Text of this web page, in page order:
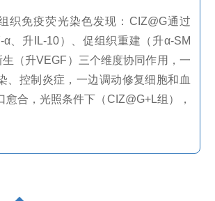
织免疫荧光染色发现： CIZ@G通过
α、升 IL-10）、促组织重建（升α-SM
生（升VEGF ）三个维度协同作用，一
、控制炎症，一边调动修复细胞和血
愈合，光照条件下（CIZ@G+L组），